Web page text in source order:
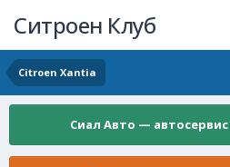
Ситроен Клуб
Citroen Xantia
Сиал Авто —